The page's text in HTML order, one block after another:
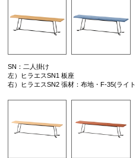
SN：二人掛け
左）ヒラエスSN1 板座
右）ヒラエスSN2 張材：布地・F-35(ライ